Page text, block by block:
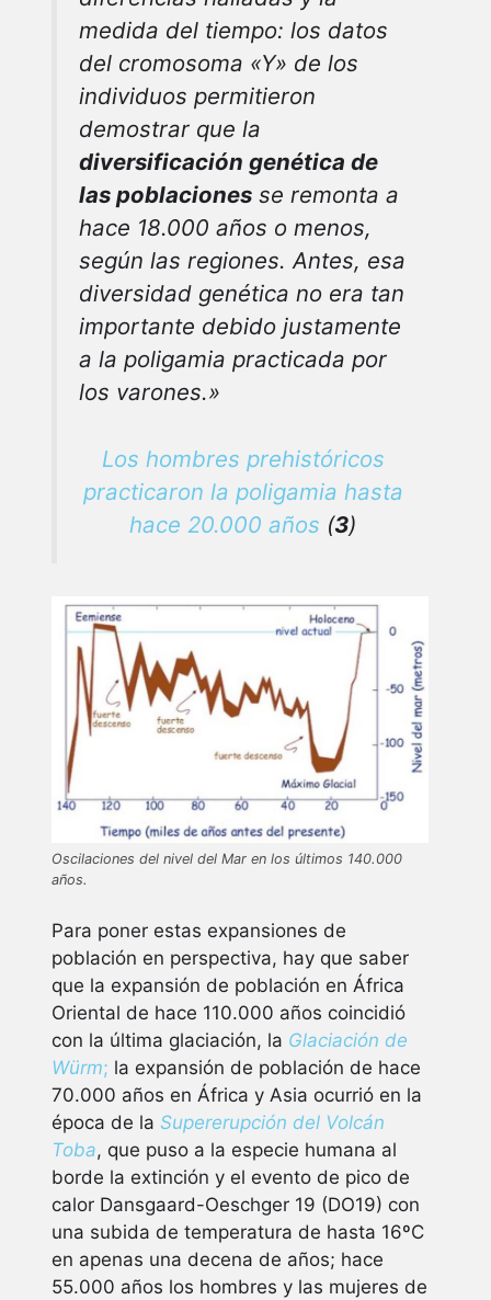
medida del tiempo: los datos
del cromosoma «Y» de los
individuos permitieron
demostrar que la
diversificación genética de
las poblaciones se remonta a
hace 18.000 años o menos,
según las regiones. Antes, esa
diversidad genética no era tan
importante debido justamente
a la poligamia practicada por
los varones.»
Los hombres prehistóricos
practicaron la poligamia hasta
hace 20.000 años (3)
Oscilaciones del nivel del Mar en los últimos 140.000
años.
Para poner estas expansiones de
población en perspectiva, hay que saber
que la expansión de población en África
Oriental de hace 110.000 años coincidió
con la última glaciación, la Glaciación de
Würm; la expansión de población de hace
70.000 años en África y Asia ocurrió en la
época de la Supererupción del Volcán
Toba, que puso a la especie humana al
borde la extinción y el evento de pico de
calor Dansgaard-Oeschger 19 (DO19) con
una subida de temperatura de hasta 16ºC
en apenas una decena de años; hace
55.000 años los hombres y las mujeres de